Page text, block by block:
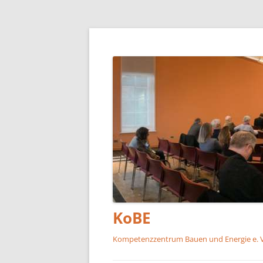
KoBE
Kompetenzzentrum Bauen und Energie e.